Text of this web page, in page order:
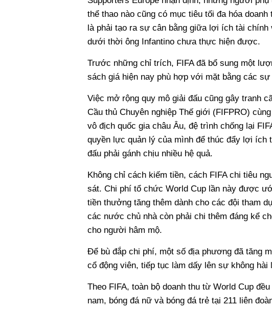
thể thao nào cũng có mục tiêu tối đa hóa
là phải tạo ra sự cân bằng giữa lợi ích tài
dưới thời ông Infantino chưa thực hiện được.
Trước những chỉ trích, FIFA đã bổ sung một
sách giá hiện nay phù hợp với mặt bằng các
Việc mở rộng quy mô giải đấu cũng gây tranh
Cầu thủ Chuyên nghiệp Thế giới (FIFPRO)
vô địch quốc gia châu Âu, đệ trình chống lại
quyền lực quản lý của mình để thúc đẩy lợi
đấu phải gánh chịu nhiều hệ quả.
Không chỉ cách kiếm tiền, cách FIFA chi tiêu
sát. Chi phí tổ chức World Cup lần này được
tiền thưởng tăng thêm dành cho các đội tham
các nước chủ nhà còn phải chi thêm đáng kể
cho người hâm mộ.
Để bù đắp chi phí, một số địa phương đã tăng
cổ động viên, tiếp tục làm dấy lên sự không
Theo FIFA, toàn bộ doanh thu từ World Cup
nam, bóng đá nữ và bóng đá trẻ tại 211 liên